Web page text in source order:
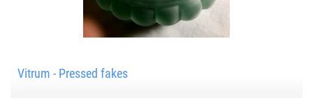
Vitrum - Pressed fakes